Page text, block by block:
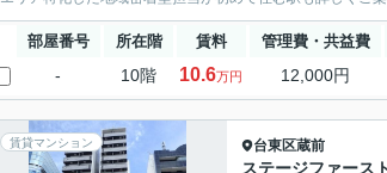
部屋番号 所在階 賃料 管理費・共益費
- 10階 10.6万円 12,000円
賃貸マンション 台東区蔵前
ステージファース